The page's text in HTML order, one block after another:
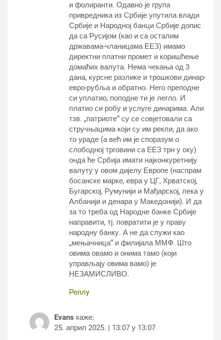
и фолиранти. Одавно је група
привредника из Србије упутила влади
Србије и Народној банци Србије допис
да са Русијом (као и са осталим
државама-чланицама ЕЕЗ) имамо
директни платни промет и коришћење
домаћих валута. Нема чекања од 3
дана, курсне разлике и трошкови динар-
евро-рубља и обратно. Него преподне
си уплатио, поподне ти је легло. И
платио си робу и услуге динарима. Али
тзв. „патриоте“ су се совјетовали са
стручњацима који су им рекли, да ако
то ураде (а већ им је споразум о
слободној трговини са ЕЕЗ трн у оку)
онда ће Србија имати најконкуретнију
валуту у овом дијелу Европе (наспрам
босанске марке, евра у ЦГ, Хрватској,
Бугарској, Румунији и Мађарској, лека у
Албанији и денара у Македонији). И да
за то треба од Народне банке Србије
направити, тј. повратити је у праву
народну банку. А не да служи као
„мењачница“ и филијала ММФ. Што
овима овамо и онима тамо (који
управљају овима вамо) је
НЕЗАМИСЛИВО.
Реплy
Evans каже:
25. април 2025. | 13:07 у 13:07